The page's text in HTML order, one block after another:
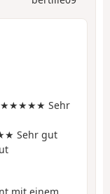
★★★★★ Sehr
Sehr gut